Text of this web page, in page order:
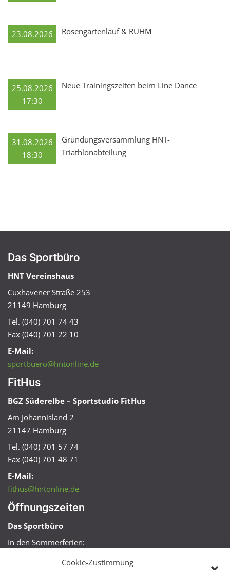
Cookie-Zustimmung
23.08.2026 Rosengartenlauf & RUHM
25.08.2026
17:30
Neue Trainingszeiten beim Line Dance
31.08.2026
18:30
Gründungsversammlung HNT-
Triathlonabteilung
Das Sportbüro
HNT Vereinshaus
Cuxhavener Straße 253
21149 Hamburg
Tel. (040) 701 74 43
Fax (040) 701 22 10
E-Mail:
sportbuero@hntonline.de
FitHus
BGZ Süderelbe – Sportstudio FitHus
Am Johannisland 2
21147 Hamburg
Tel. (040) 701 57 74
Fax (040) 701 48 71
E-Mail:
fithus@hntonline.de
Öffnungszeiten
Das Sportbüro
In den Sommerferien: